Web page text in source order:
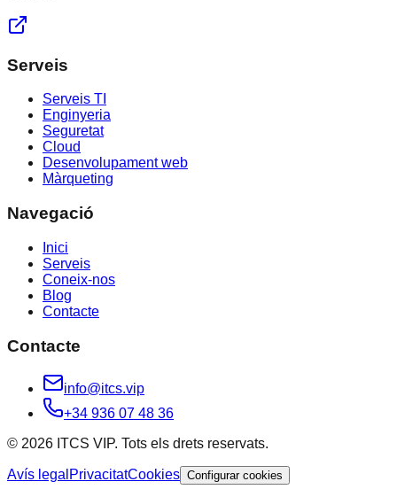
Serveis
Serveis TI
Enginyeria
Seguretat
Cloud
Desenvolupament web
Màrqueting
Navegació
Inici
Serveis
Coneix-nos
Blog
Contacte
Contacte
info@itcs.vip
+34 936 07 48 36
© 2026 ITCS VIP. Tots els drets reservats.
Avís legal PrivacitatCookies Configurar cookies